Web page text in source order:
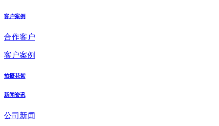
客户案例
合作客户
客户案例
拍摄花絮
新闻资讯
公司新闻